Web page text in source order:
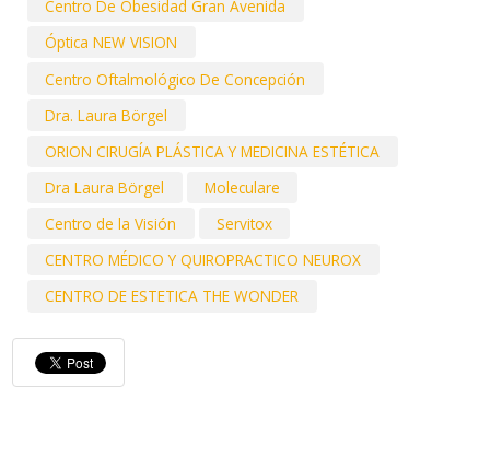
Centro De Obesidad Gran Avenida
Óptica NEW VISION
Centro Oftalmológico De Concepción
Dra. Laura Börgel
ORION CIRUGÍA PLÁSTICA Y MEDICINA ESTÉTICA
Dra Laura Börgel
Moleculare
Centro de la Visión
Servitox
CENTRO MÉDICO Y QUIROPRACTICO NEUROX
CENTRO DE ESTETICA THE WONDER